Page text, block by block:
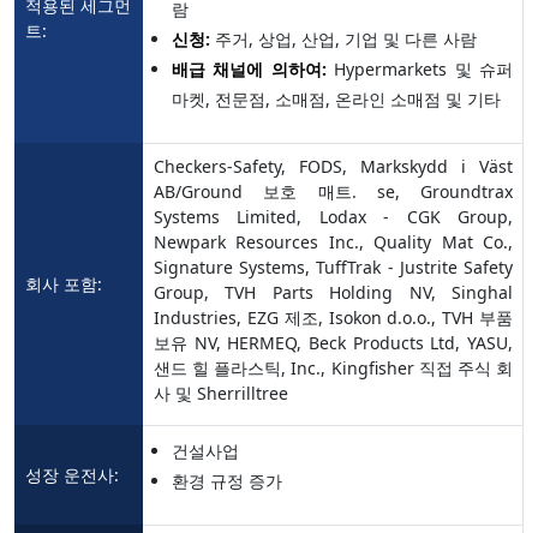
적용된 세그먼
트:
람
신청: 주거, 상업, 산업, 기업 및 다른 사람
배급 채널에 의하여: Hypermarkets 및 슈퍼
마켓, 전문점, 소매점, 온라인 소매점 및 기타
회사 포함:
Checkers-Safety, FODS, Markskydd i Väst
AB/Ground 보호 매트. se, Groundtrax
Systems Limited, Lodax - CGK Group,
Newpark Resources Inc., Quality Mat Co.,
Signature Systems, TuffTrak - Justrite Safety
Group, TVH Parts Holding NV, Singhal
Industries, EZG 제조, Isokon d.o.o., TVH 부품
보유 NV, HERMEQ, Beck Products Ltd, YASU,
샌드 힐 플라스틱, Inc., Kingfisher 직접 주식 회
사 및 Sherrilltree
성장 운전사:
건설사업
환경 규정 증가